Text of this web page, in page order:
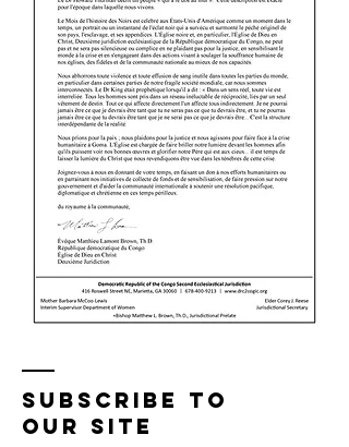
SUBSCRIBE To
Our Site